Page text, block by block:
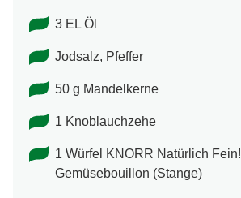
3 EL Öl
Jodsalz, Pfeffer
50 g Mandelkerne
1 Knoblauchzehe
1 Würfel KNORR Natürlich Fein!
Gemüsebouillon (Stange)